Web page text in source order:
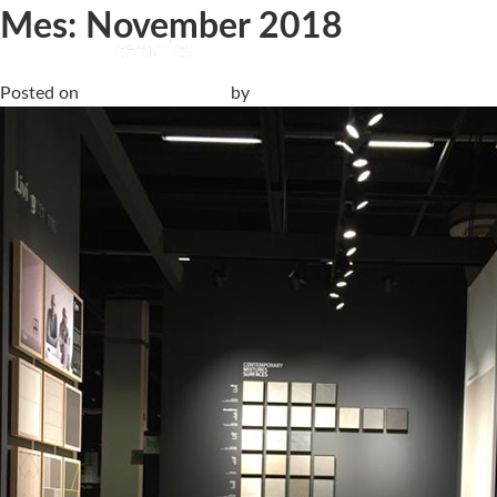
Mes: November 2018
Posted on
by